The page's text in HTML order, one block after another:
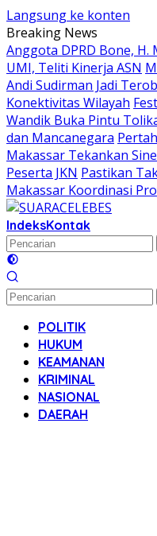
Langsung ke konten
Breaking News
Anggota DPRD Bone,
UMI, Teliti Kinerja ASN
Andi Sudirman Jadi
Konektivitas Wilayah
Wandik Buka Pintu
dan Mancanegara
Makassar Tekankan
Peserta JKN Pastikan
Makassar Koordinasi
IndeksKontak
POLITIK
HUKUM
KEAMANAN
KRIMINAL
NASIONAL
DAERAH